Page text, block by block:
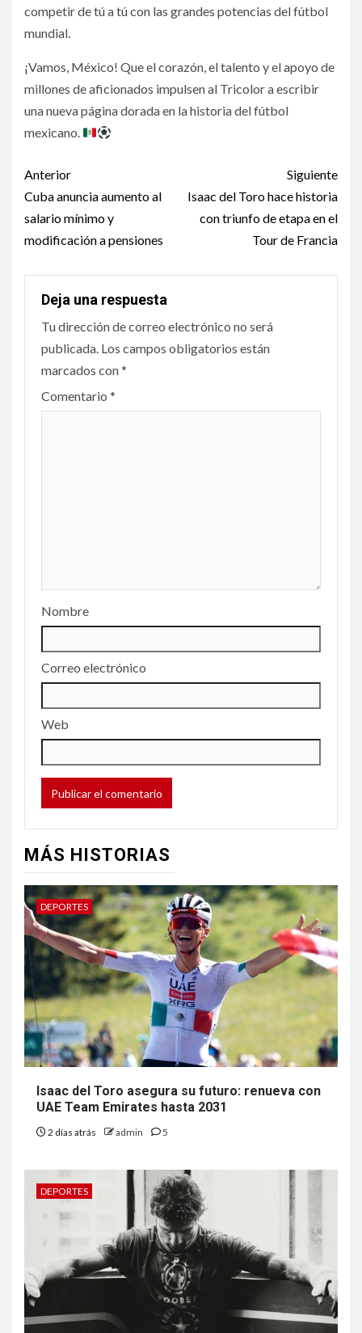
competir de tú a tú con las grandes potencias del fútbol
mundial.
¡Vamos, México! Que el corazón, el talento y el apoyo de
millones de aficionados impulsen al Tricolor a escribir
una nueva página dorada en la historia del fútbol
mexicano.
Post
navigation
Anterior
Cuba anuncia aumento al
salario mínimo y
modificación a pensiones
Siguiente
Isaac del Toro hace historia
con triunfo de etapa en el
Tour de Francia
Deja una respuesta
Tu dirección de correo electrónico no será
publicada. Los campos obligatorios están
marcados con*
Comentario *
Nombre
Correo electrónico
Web
MÁS HISTORIAS
DEPORTES
Isaac del Toro asegura su futuro: renueva con
UAE Team Emirates hasta 2031
2 días atrás admin 5
DEPORTES